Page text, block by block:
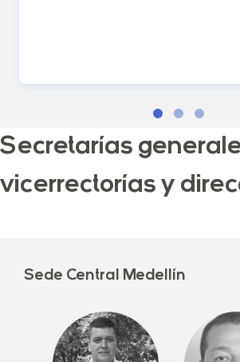
Secretarías
vicerrectorías y
Sede Central Medellín